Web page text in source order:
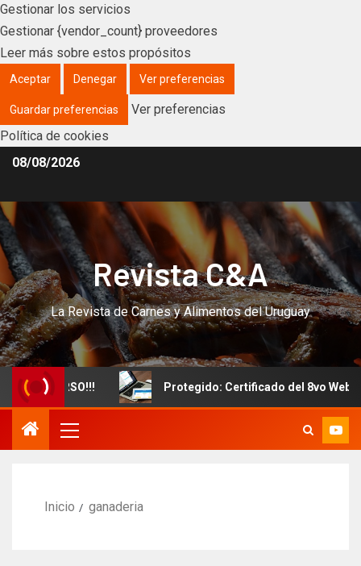
Gestionar los servicios
Gestionar {vendor_count} proveedores
Leer más sobre estos propósitos
Aceptar Denegar Ver preferencias
Guardar preferencias
Ver preferencias
Política de cookies
08/08/2026
Revista C&A
La Revista de Carnes y Alimentos del Uruguay
CURSO!!! Protegido: Certificado del 8vo Webinar
Inicio ganaderia